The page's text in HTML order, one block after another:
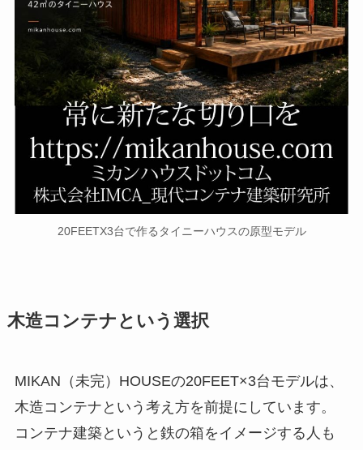
20FEETX3台で作るタイニーハウスの原型モデル
木造コンテナという選択
MIKAN（未完）HOUSEの20FEET×3台モデルは、
木造コンテナという考え方を前提にしています。
コンテナ建築というと鉄の箱をイメージする人も